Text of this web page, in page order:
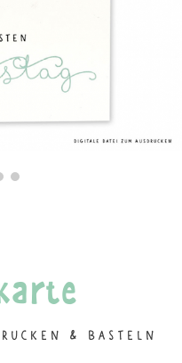
& Basteln